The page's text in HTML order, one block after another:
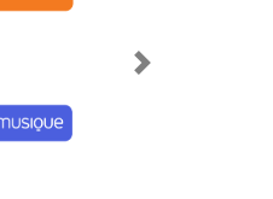
Next